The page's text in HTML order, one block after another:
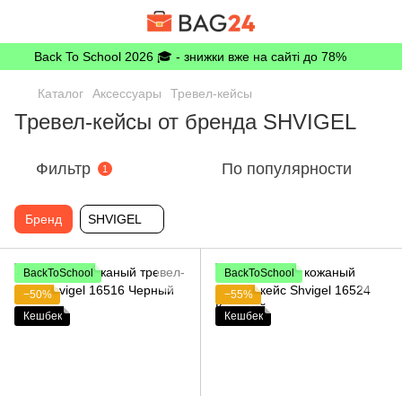
Back To School 2026 🎓 - знижки вже на сайті до 78%
Каталог Аксессуары Тревел-кейсы
Тревел-кейсы от бренда SHVIGEL
Фильтр 1 По популярности
Бренд SHVIGEL
BackToSchool
−50%
Кешбек
BackToSchool
−55%
Кешбек